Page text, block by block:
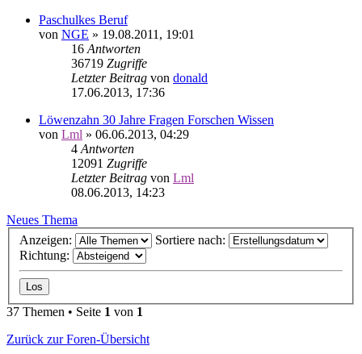
Paschulkes Beruf
von NGE » 19.08.2011, 19:01
16 Antworten
36719 Zugriffe
Letzter Beitrag von donald
17.06.2013, 17:36
Löwenzahn 30 Jahre Fragen Forschen Wissen
von Lml » 06.06.2013, 04:29
4 Antworten
12091 Zugriffe
Letzter Beitrag von Lml
08.06.2013, 14:23
Neues Thema
Anzeigen:
Sortiere nach:
Richtung:
37 Themen • Seite 1 von 1
Zurück zur Foren-Übersicht